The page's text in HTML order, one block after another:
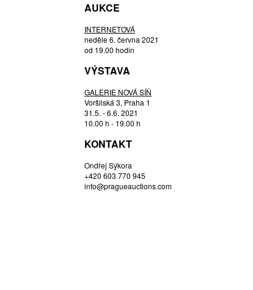
HAMPL JOSEF
HOŘÁNEK JAROSLAV
HOUDEK VLADIMÍR
HOZOVÁ MARTINA
JANEČEK OTA
JANOUŠKOVÁ VĚRA
JETELA TOMÁŠ
KAČER JIŘÍ
KINTERA KRIŠTOF
KOBLASA JAN
KOLÁŘ JIŘÍ
AUKCE
INTERNETOVÁ
neděle 6. června 2021
od 19.00 hodin
VÝSTAVA
GALERIE NOVÁ SÍŇ
Voršilská 3, Praha 1
31.5. - 6.6. 2021
10.00 h - 19.00 h
KONTAKT
Ondřej Sýkora
+420 603 770 945
info@pragueauctions.com